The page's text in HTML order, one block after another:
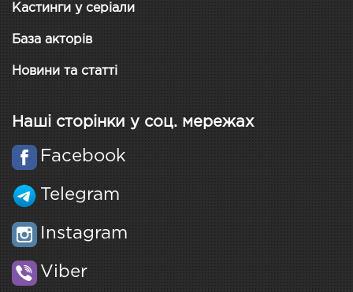
Кастинги у серіали
База акторів
Новини та статті
Наші сторінки у соц. мережах
Facebook
Telegram
Instagram
Viber